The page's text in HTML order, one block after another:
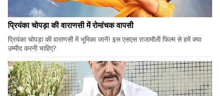
प्रियंका चोपड़ा की वाराणसी में रोमांचक वापसी
प्रियंका चोपड़ा की वाराणसी में भूमिका जानें! इस एसएस राजामौली फिल्म से हमें क्या
उम्मीद करनी चाहिए?